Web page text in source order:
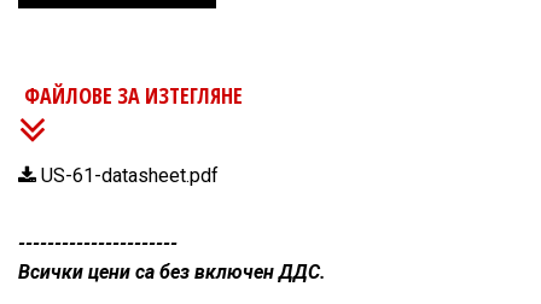
ФАЙЛОВЕ ЗА ИЗТЕГЛЯНЕ
US-61-datasheet.pdf
----------------------
Всички цени са без включен ДДС.